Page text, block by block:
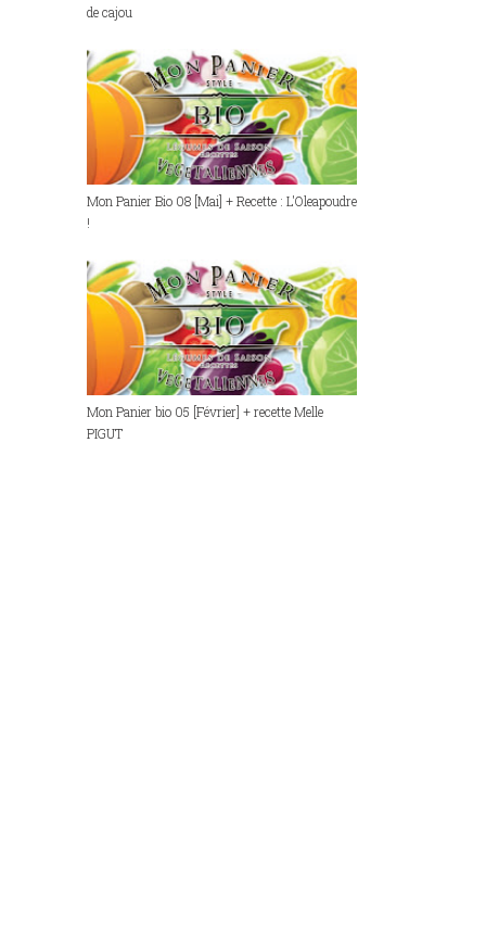
de cajou
Mon Panier Bio 08 [Mai] + Recette : L'Oleapoudre
!
Mon Panier bio 05 [Février] + recette Melle
PIGUT